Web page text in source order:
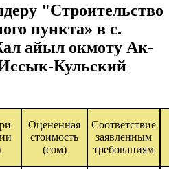
"Строительство
пункта» в с.
айыл окмоту Ак-
Кульский
Оцененная
стоимость
(сом)
Соответствие
заявленным
требованиям